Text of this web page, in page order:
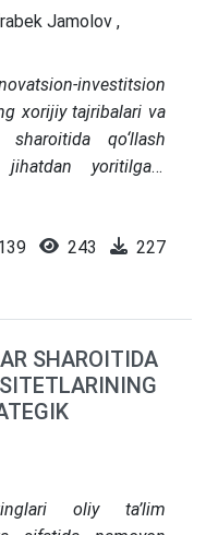
ko‘rsatadi. SBM
sezilarli
etilishi hamda
kompetensiyasini
Jamolov ,
investitsion
xorijiy tajribalari va
qo‘llash
yoritilgan.
boshqarish
omiliga aylangan.
innovatsion-
va ilmiy
o‘rin tutadi. Milliy
tatbiq etish
venchur
xususiy sektorni
bilan birga, xorijiy
243 227
SHAROITIDA
oliy ta’lim